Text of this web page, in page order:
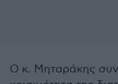
Ο κ. Μηταράκης